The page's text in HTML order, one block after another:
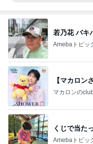
若乃花 バキ
Amebaトピッ
【マカロン
マカロンの
くじで当た
Amebaトピッ